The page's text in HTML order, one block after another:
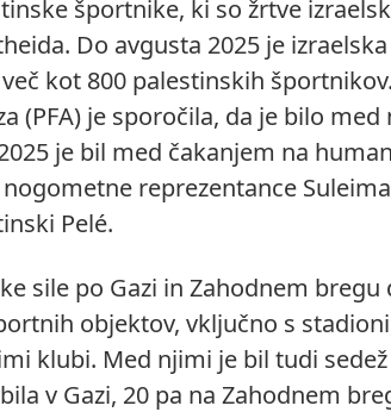
športnike, ki so žrtve
Do avgusta 2025 je
kot 800 palestinskih
(PFA) je sporočila, da je bilo med
je bil med čakanjem na
reprezentance
Pelé.
sile po Gazi in Zahodnem bregu
objektov, vključno s
klubi. Med njimi je bil tudi sedež
v Gazi, 20 pa na Zahodnem